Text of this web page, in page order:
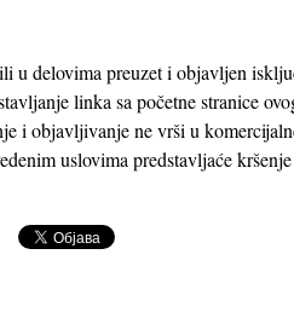
u delovima preuzet i objavljen
linka sa početne stranice
i objavljivanje ne vrši u
uslovima predstavljaće